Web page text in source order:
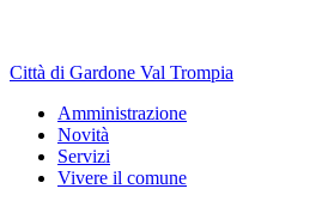
Città di Gardone Val Trompia
Amministrazione
Novità
Servizi
Vivere il comune